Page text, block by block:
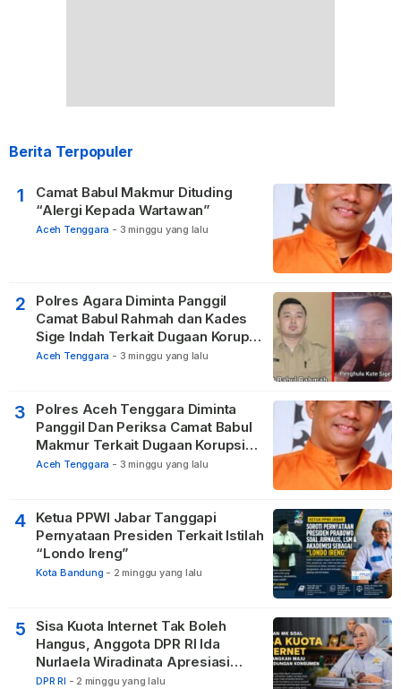
Berita Terpopuler
1
Camat Babul Makmur Dituding
“Alergi Kepada Wartawan”
Aceh Tenggara - 3 minggu yang lalu
2
Polres Agara Diminta Panggil
Camat Babul Rahmah dan Kades
Sige Indah Terkait Dugaan Korupsi
Dana Desa
Aceh Tenggara - 3 minggu yang lalu
3
Polres Aceh Tenggara Diminta
Panggil Dan Periksa Camat Babul
Makmur Terkait Dugaan Korupsi
DD di 20 Desa
Aceh Tenggara - 3 minggu yang lalu
4
Ketua PPWI Jabar Tanggapi
Pernyataan Presiden Terkait Istilah
“Londo Ireng”
Kota Bandung - 2 minggu yang lalu
5
Sisa Kuota Internet Tak Boleh
Hangus, Anggota DPR RI Ida
Nurlaela Wiradinata Apresiasi
Putusan MK
DPR RI - 2 minggu yang lalu